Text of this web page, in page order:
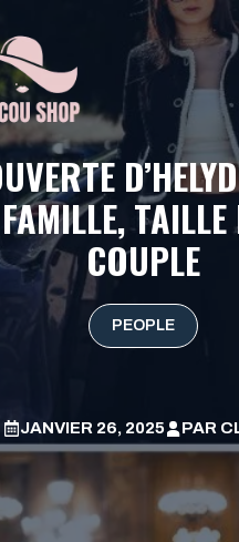
TAILLE
COUPLE
PEOPLE
JANVIER 26, 2025 PAR